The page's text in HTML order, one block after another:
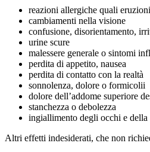
reazioni allergiche quali
cambiamenti nella visione
confusione, disorientamento,
urine scure
malessere generale o sintomi
perdita di appetito, nausea
perdita di contatto con la realtà
sonnolenza, dolore o formicolii
dolore dell’addome superiore
stanchezza o debolezza
ingiallimento degli occhi e della
Altri effetti indesiderati, che non